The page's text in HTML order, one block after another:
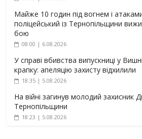
Майже 10 годин під вогнем і
поліцейський із Тернопільщини
бою
08:00 | 6.08.2026
У справі вбивства випускниці у
крапку: апеляцію захисту відхилили
18:35 | 5.08.2026
На війні загинув молодий захисник
Тернопільщини
18:23 | 5.08.2026